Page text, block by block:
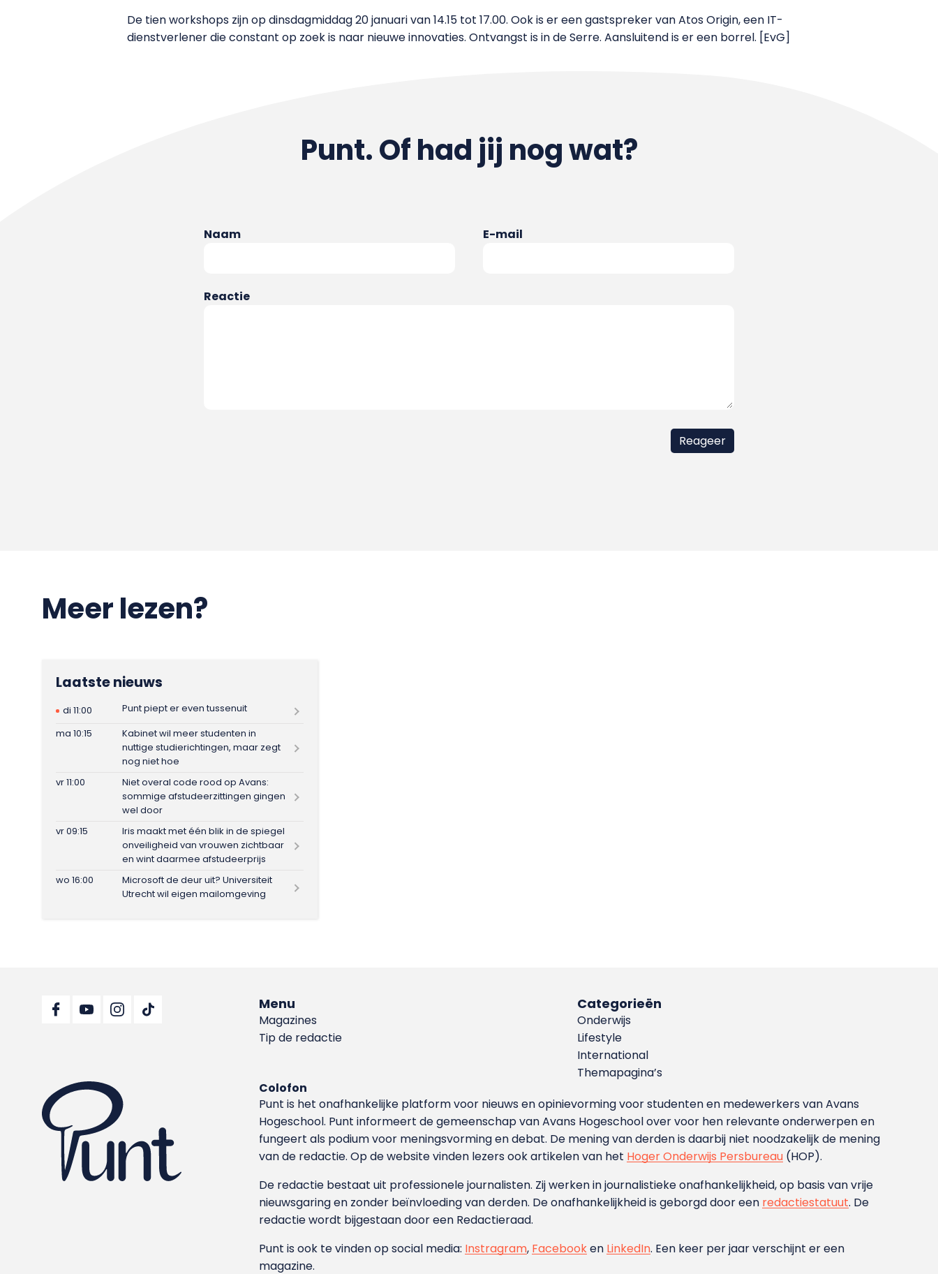
De tien workshops zijn op dinsdagmiddag 20 januari van 14.15 tot 17.00. Ook is er een gastspreker van Atos Origin, een IT-
dienstverlener die constant op zoek is naar nieuwe innovaties. Ontvangst is in de Serre. Aansluitend is er een borrel. [EvG]
Punt. Of had jij nog wat?
Naam E-mail
Reactie
Meer lezen?
Laatste nieuws
di 11:00
Punt piept er even tussenuit
ma 10:15
Kabinet wil meer studenten in
nuttige studierichtingen, maar zegt
nog niet hoe
vr 11:00
Niet overal code rood op Avans:
sommige afstudeerzittingen gingen
wel door
vr 09:15
Iris maakt met één blik in de spiegel
onveiligheid van vrouwen zichtbaar
en wint daarmee afstudeerprijs
wo 16:00
Microsoft de deur uit? Universiteit
Utrecht wil eigen mailomgeving
Menu
Magazines
Tip de redactie
Categorieën
Onderwijs
Lifestyle
International
Themapagina’s
Colofon
Punt is het onafhankelijke platform voor nieuws en opinievorming voor studenten en medewerkers van Avans
Hoge­school. Punt informeert de gemeenschap van Avans Hogeschool over voor hen relevante onderwerpen en
fungeert als podium voor meningsvorming en debat. De mening van derden is daarbij niet noodzakelijk de mening
van de redactie. Op de website vinden lezers ook artikelen van het Hoger Onderwijs Persbureau (HOP).
De redactie bestaat uit professionele journalisten. Zij werken in journalistieke onafhankelijkheid, op basis van vrije
nieuwsgaring en zonder beïnvloeding van derden. De onafhankelijkheid is geborgd door een redactiestatuut. De
redactie wordt bijgestaan door een Redactieraad.
Punt is ook te vinden op social media: Instragram, Facebooken LinkedIn. Een keer per jaar verschijnt er een
magazine.